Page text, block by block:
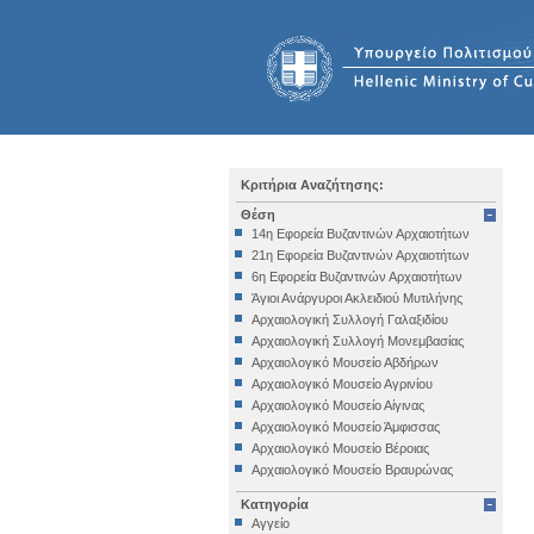
Κριτήρια Αναζήτησης:
Θέση
14η Εφορεία Βυζαντινών Αρχαιοτήτων
21η Εφορεία Βυζαντινών Αρχαιοτήτων
6η Εφορεία Βυζαντινών Αρχαιοτήτων
Άγιοι Ανάργυροι Ακλειδιού Μυτιλήνης
Αρχαιολογική Συλλογή Γαλαξιδίου
Αρχαιολογική Συλλογή Μονεμβασίας
Αρχαιολογικό Μουσείο Αβδήρων
Αρχαιολογικό Μουσείο Αγρινίου
Αρχαιολογικό Μουσείο Αίγινας
Αρχαιολογικό Μουσείο Άμφισσας
Αρχαιολογικό Μουσείο Βέροιας
Αρχαιολογικό Μουσείο Βραυρώνας
Αρχαιολογικό Μουσείο Δελφών
Αρχαιολογικό Μουσείο Ηγουμενίτσας
Κατηγορία
Αγγείο